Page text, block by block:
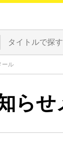
ール
らせ